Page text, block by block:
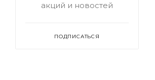
акций и новостей
ПОДПИСАТЬСЯ